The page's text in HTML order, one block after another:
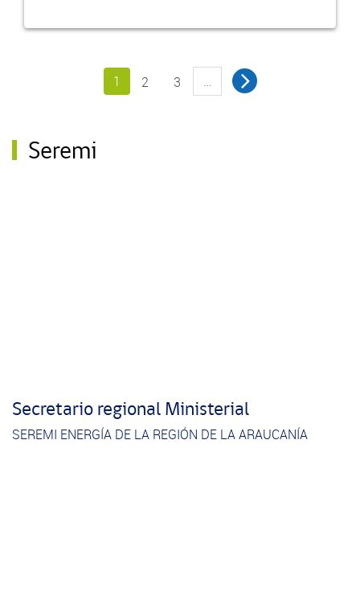
1 2 3 …
Seremi
Secretario regional Ministerial
SEREMI ENERGÍA DE LA REGIÓN DE LA ARAUCANÍA